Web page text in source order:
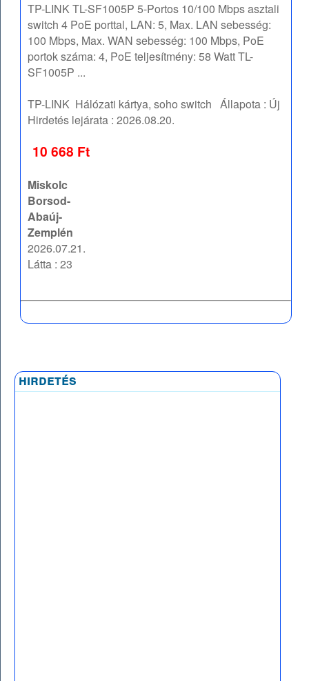
TP-LINK TL-SF1005P 5-Portos 10/100 Mbps asztali
switch 4 PoE porttal, LAN: 5, Max. LAN sebesség:
100 Mbps, Max. WAN sebesség: 100 Mbps, PoE
portok száma: 4, PoE teljesítmény: 58 Watt TL-
SF1005P ...
TP-LINK Hálózati kártya, soho switch Állapota : Új
Hirdetés lejárata :2026.08.20.
10 668 Ft
Miskolc
Borsod-
Abaúj-
Zemplén
2026.07.21.
Látta : 23
hirdetés